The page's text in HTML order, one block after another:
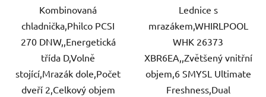
Kombinovaná
chladnička,Philco PCSI
270 DNW,,Energetická
třída D,Volně
stojící,Mrazák dole,Počet
dveří 2,Celkový objem
Lednice s
mrazákem,WHIRLPOOL
WHK 26373
XBR6EA,,Zvětšený vnitřní
objem,6 SMYSL Ultimate
Freshness,Dual